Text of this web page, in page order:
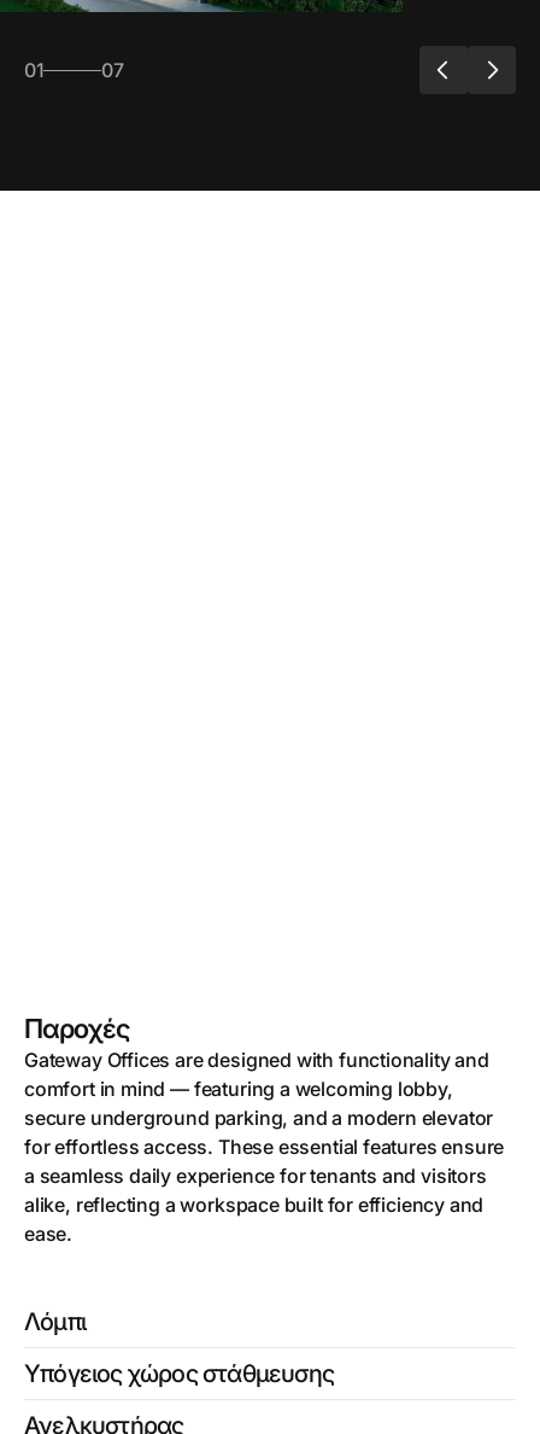
01 07
Παροχές
Gateway Offices are designed with functionality and
comfort in mind — featuring a welcoming lobby,
secure underground parking, and a modern elevator
for effortless access. These essential features ensure
a seamless daily experience for tenants and visitors
alike, reflecting a workspace built for efficiency and
ease.
Λόμπι
Υπόγειος χώρος στάθμευσης
Ανελκυστήρας